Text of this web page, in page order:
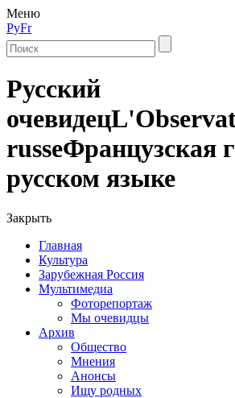
Меню
РуFr
Русский
очевидец
russeФранцузская
русском языке
Закрыть
Главная
Культура
Зарубежная Россия
Мультимедиа
Фоторепортаж
Мы очевидцы
Архив
Общество
Мнения
Анонсы
Ищу родных